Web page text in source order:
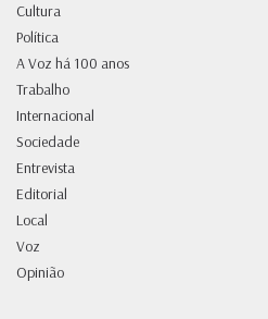
Cultura
Política
A Voz há 100 anos
Trabalho
Internacional
Sociedade
Entrevista
Editorial
Local
Voz
Opinião